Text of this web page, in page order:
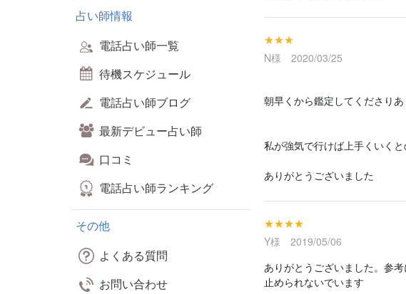
占い師情報
電話占い師一覧
待機スケジュール
電話占い師ブログ
最新デビュー占い師
口コミ
電話占い師ランキング
その他
よくある質問
お問い合わせ
★★★
N様 2020/03/25
朝早くから鑑定してくださり
私が強気で行けば上手くいく
ありがとうございました
★★★★
Y様 2019/05/06
ありがとうございました。参
止められないでいます